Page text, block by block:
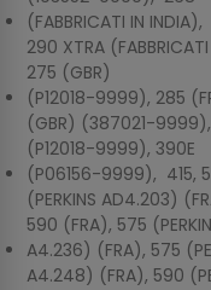
(FABBRICATI IN
290 XTRA
275 (GBR)
(P12018-9999), 285
(GBR) (387021-
(P12018-9999), 390E
(P06156-9999), 415,
(PERKINS AD4.203)
590 (FRA), 575
A4.236) (FRA), 575
A4.248) (FRA), 590